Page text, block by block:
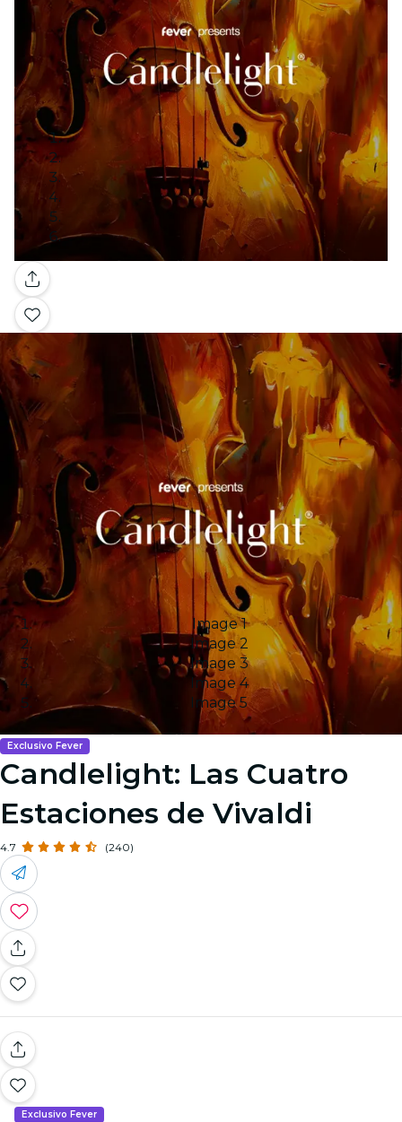
Galería
Image 1
Image 2
Image 3
Image 4
Image 5
Exclusivo Fever
Candlelight: Las Cuatro
Estaciones de Vivaldi
4.7 (240)
Exclusivo Fever